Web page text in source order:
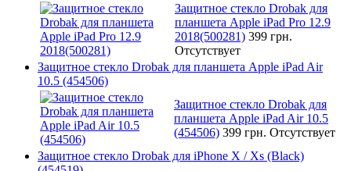
Защитное стекло Drobak для
планшета Apple iPad Pro 12.9
2018(500281) 399 грн.
Отсутствует
Защитное стекло Drobak для планшета Apple iPad Air
10.5 (454506)
Защитное стекло Drobak для
планшета Apple iPad Air 10.5
(454506) 399 грн. Отсутствует
Защитное стекло Drobak для iPhone X / Xs (Black)